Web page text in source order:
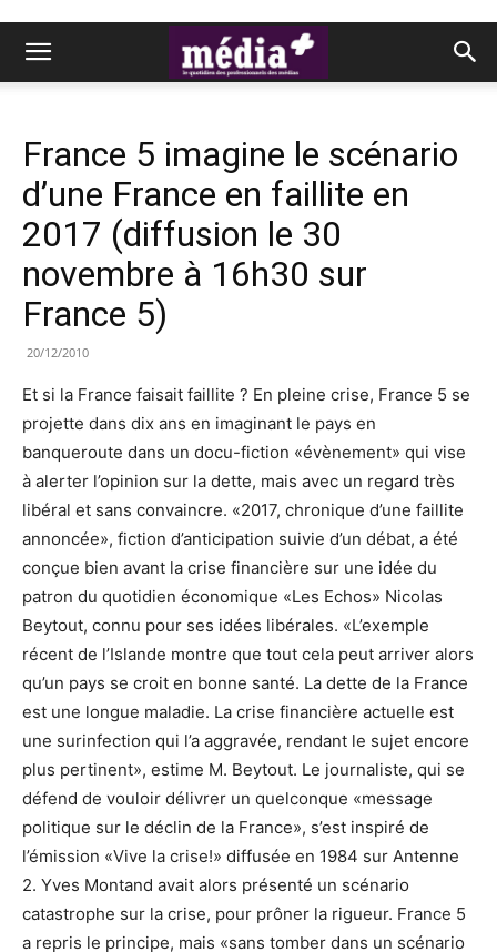
France 5 imagine le scénario
d’une France en faillite en
2017 (diffusion le 30
novembre à 16h30 sur
France 5)
20/12/2010
Et si la France faisait faillite ? En pleine crise, France 5 se
projette dans dix ans en imaginant le pays en
banqueroute dans un docu-fiction «évènement» qui vise
à alerter l’opinion sur la dette, mais avec un regard très
libéral et sans convaincre. «2017, chronique d’une faillite
annoncée», fiction d’anticipation suivie d’un débat, a été
conçue bien avant la crise financière sur une idée du
patron du quotidien économique «Les Echos» Nicolas
Beytout, connu pour ses idées libérales. «L’exemple
récent de l’Islande montre que tout cela peut arriver alors
qu’un pays se croit en bonne santé. La dette de la France
est une longue maladie. La crise financière actuelle est
une surinfection qui l’a aggravée, rendant le sujet encore
plus pertinent», estime M. Beytout. Le journaliste, qui se
défend de vouloir délivrer un quelconque «message
politique sur le déclin de la France», s’est inspiré de
l’émission «Vive la crise!» diffusée en 1984 sur Antenne
2. Yves Montand avait alors présenté un scénario
catastrophe sur la crise, pour prôner la rigueur. France 5
a repris le principe, mais «sans tomber dans un scénario